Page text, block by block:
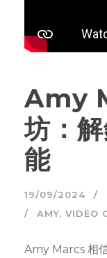
Amy
坊：
能
19/09/2024
AMY, VIDEO
Amy Marcs 相